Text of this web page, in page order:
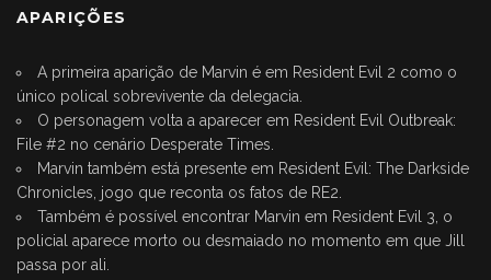
APARIÇÕES
A primeira aparição de Marvin é em Resident Evil 2 como o
único polical sobrevivente da delegacia.
O personagem volta a aparecer em Resident Evil Outbreak:
File #2 no cenário Desperate Times.
Marvin também está presente em Resident Evil: The Darkside
Chronicles, jogo que reconta os fatos de RE2.
Também é possível encontrar Marvin em Resident Evil 3, o
policial aparece morto ou desmaiado no momento em que Jill
passa por ali.